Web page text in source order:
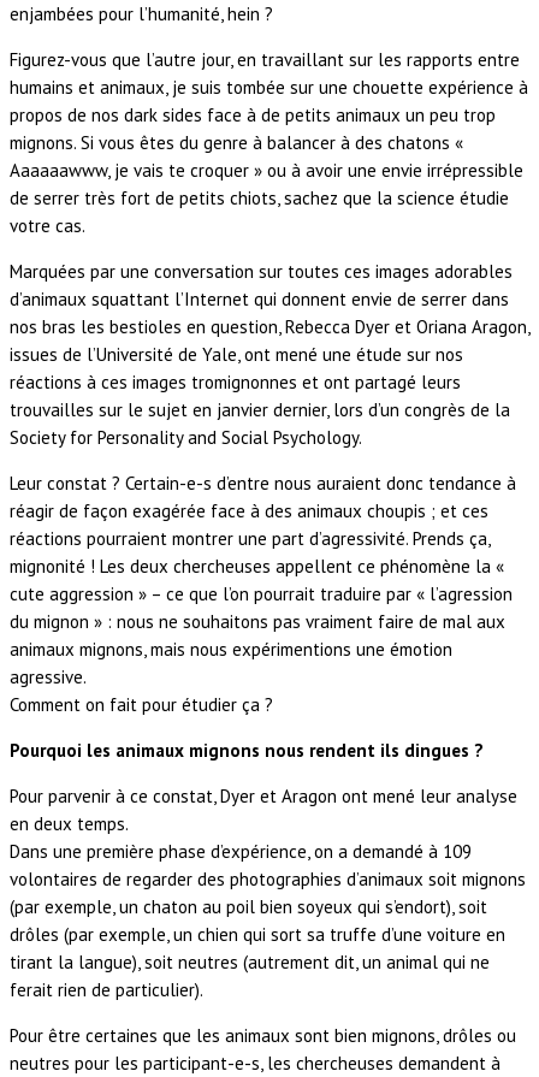
enjambées pour l’humanité, hein ?
Figurez-vous que l’autre jour, en travaillant sur les rapports entre
humains et animaux, je suis tombée sur une chouette expérience à
propos de nos dark sides face à de petits animaux un peu trop
mignons. Si vous êtes du genre à balancer à des chatons «
Aaaaaawww, je vais te croquer » ou à avoir une envie irrépressible
de serrer très fort de petits chiots, sachez que la science étudie
votre cas.
Marquées par une conversation sur toutes ces images adorables
d’animaux squattant l’Internet qui donnent envie de serrer dans
nos bras les bestioles en question, Rebecca Dyer et Oriana Aragon,
issues de l’Université de Yale, ont mené une étude sur nos
réactions à ces images tromignonnes et ont partagé leurs
trouvailles sur le sujet en janvier dernier, lors d’un congrès de la
Society for Personality and Social Psychology.
Leur constat ? Certain-e-s d’entre nous auraient donc tendance à
réagir de façon exagérée face à des animaux choupis ; et ces
réactions pourraient montrer une part d’agressivité. Prends ça,
mignonité ! Les deux chercheuses appellent ce phénomène la «
cute aggression » – ce que l’on pourrait traduire par « l’agression
du mignon » : nous ne souhaitons pas vraiment faire de mal aux
animaux mignons, mais nous expérimentions une émotion
agressive.
Comment on fait pour étudier ça ?
Pourquoi les animaux mignons nous rendent ils dingues ?
Pour parvenir à ce constat, Dyer et Aragon ont mené leur analyse
en deux temps.
Dans une première phase d’expérience, on a demandé à 109
volontaires de regarder des photographies d’animaux soit mignons
(par exemple, un chaton au poil bien soyeux qui s’endort), soit
drôles (par exemple, un chien qui sort sa truffe d’une voiture en
tirant la langue), soit neutres (autrement dit, un animal qui ne
ferait rien de particulier).
Pour être certaines que les animaux sont bien mignons, drôles ou
neutres pour les participant-e-s, les chercheuses demandent à